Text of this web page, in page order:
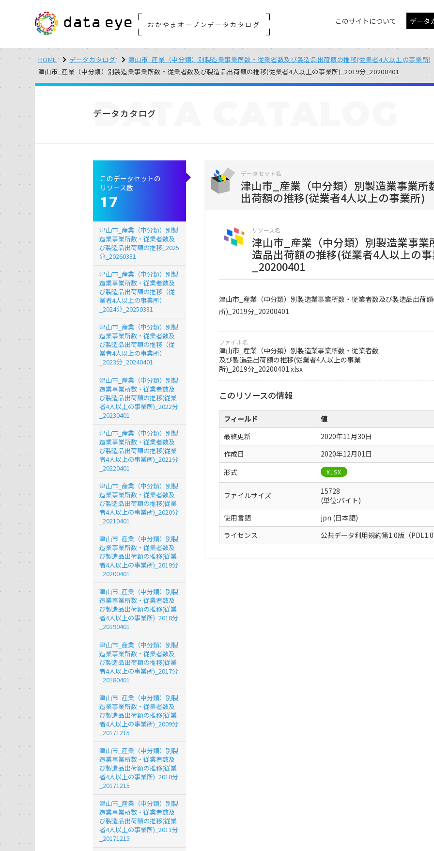
おかやまオープンデータカタログ このサイトについて データ
HOME データカタログ
津山市_産業（中分類）別製造業事業所数・従業者数及び製造品出荷額の推移(従業者4人以上の事業所)
津山市_産業（中分類）別製造業事業所数・従業者数及び製造品出荷額の推移(従業者4人以上の事業所)_2019分_20200401
データカタログ
DATA
データセット名
津山市_産業（中分類）別製造業事業
出荷額の推移(従業者4人以上の事業所)
リソース名
津山市_産業（中分類）別製造業事
造品出荷額の推移(従業者4人以上の
_20200401
津山市_産業（中分類）別製造業事業所数・従業者数及び製造品出荷
所)_2019分_20200401
ファイル名
津山市_産業（中分類）別製造業事業所数・従業者数
及び製造品出荷額の推移(従業者4人以上の事業
所)_2019分_20200401.xlsx
このリソースの情報
フィールド
値
最終更新
2020年11月30日
作成日
2020年12月01日
形式
XLSX
ファイルサイズ
15728
(単位:バイト)
使用言語
jpn (日本語)
ライセンス
公共データ利用規約第1.0版（
このデータセットの
リソース数
17
津山市_産業（中分類）別製
造業事業所数・従業者数及
び製造品出荷額の推移_2025
分_20260331
津山市_産業（中分類）別製
造業事業所数・従業者数及
び製造品出荷額の推移（従
業者4人以上の事業所）
_2024分_20250331
津山市_産業（中分類）別製
造業事業所数・従業者数及
び製造品出荷額の推移（従
業者4人以上の事業所）
_2023分_20240401
津山市_産業（中分類）別製
造業事業所数・従業者数及
び製造品出荷額の推移(従業
者4人以上の事業所)_2022分
_20230401
津山市_産業（中分類）別製
造業事業所数・従業者数及
び製造品出荷額の推移(従業
者4人以上の事業所)_2021分
_20220401
津山市_産業（中分類）別製
造業事業所数・従業者数及
び製造品出荷額の推移(従業
者4人以上の事業所)_2020分
_20210401
津山市_産業（中分類）別製
造業事業所数・従業者数及
び製造品出荷額の推移(従業
者4人以上の事業所)_2019分
_20200401
津山市_産業（中分類）別製
造業事業所数・従業者数及
び製造品出荷額の推移(従業
者4人以上の事業所)_2018分
_20190401
津山市_産業（中分類）別製
造業事業所数・従業者数及
び製造品出荷額の推移(従業
者4人以上の事業所)_2017分
_20180401
津山市_産業（中分類）別製
造業事業所数・従業者数及
び製造品出荷額の推移(従業
者4人以上の事業所)_2009分
_20171215
津山市_産業（中分類）別製
造業事業所数・従業者数及
び製造品出荷額の推移(従業
者4人以上の事業所)_2010分
_20171215
津山市_産業（中分類）別製
造業事業所数・従業者数及
び製造品出荷額の推移(従業
者4人以上の事業所)_2011分
_20171215